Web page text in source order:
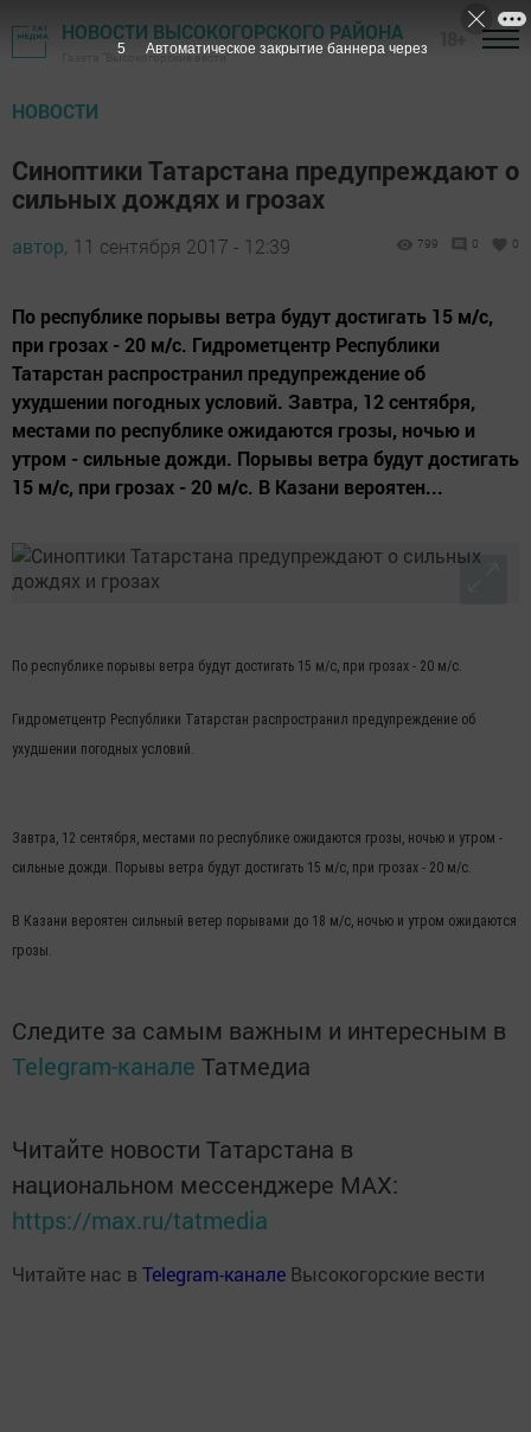
НОВОСТИ ВЫСОКОГОРСКОГО РАЙОНА
Газета "Высокогорские вести"
НОВОСТИ
Синоптики Татарстана предупреждают о
сильных дождях и грозах
автор, 11 сентября 2017 - 12:39 799 0 0
По республике порывы ветра будут достигать 15 м/с,
при грозах - 20 м/с. Гидрометцентр Республики
Татарстан распространил предупреждение об
ухудшении погодных условий. Завтра, 12 сентября,
местами по республике ожидаются грозы, ночью и
утром - сильные дожди. Порывы ветра будут достигать
15 м/с, при грозах - 20 м/с. В Казани вероятен...
По республике порывы ветра будут достигать 15 м/с, при грозах - 20 м/с.
Гидрометцентр Республики Татарстан распространил предупреждение об
ухудшении погодных условий.
Завтра, 12 сентября, местами по республике ожидаются грозы, ночью и утром -
сильные дожди. Порывы ветра будут достигать 15 м/с, при грозах - 20 м/с.
В Казани вероятен сильный ветер порывами до 18 м/с, ночью и утром ожидаются
грозы.
Следите за самым важным и интересным в
Telegram-канале Татмедиа
Читайте новости Татарстана в
национальном мессенджере MАХ:
https://max.ru/tatmedia
Читайте нас в Telegram-канале Высокогорские вести
4 Автоматическое закрытие баннера через